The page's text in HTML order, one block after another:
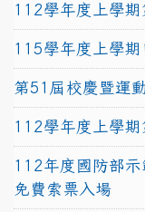
112學年度上學
115學年度上學
第51屆校慶暨運
112學年度上學
112年度國防部
免費索票入場